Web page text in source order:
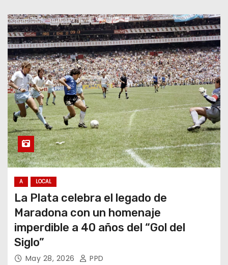
A LOCAL
La Plata celebra el legado de
Maradona con un homenaje
imperdible a 40 años del “Gol del
Siglo”
May 28, 2026 PPD